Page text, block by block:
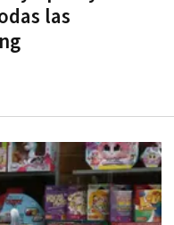
las